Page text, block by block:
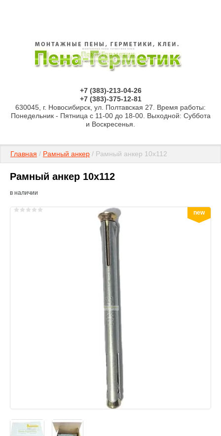
+7 (383)-213-04-26
+7 (383)-375-12-81
630045, г. Новосибирск, ул. Полтавская 27. Время работы:
Понедельник - Пятница с 11-00 до 18-00. Выходной: Суббота
и Воскресенья.
Главная / Рамный анкер / Рамный анкер 10х112
Рамный анкер 10х112
в наличии
new